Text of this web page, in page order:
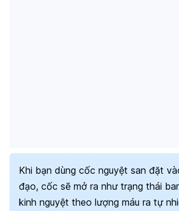
Khi bạn dùng cốc nguyệt san đặt
đạo, cốc sẽ mở ra như trạng thái
kinh nguyệt theo lượng máu ra tự